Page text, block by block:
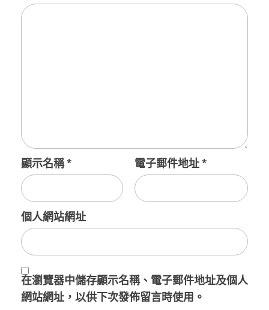
顯示名稱* 電子郵件地址*
個人網站網址
在瀏覽器中儲存顯示名稱、電子郵件地址及個人
網站網址，以供下次發佈留言時使用。